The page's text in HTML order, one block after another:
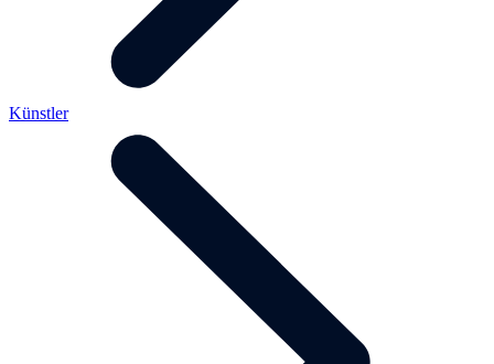
Künstler